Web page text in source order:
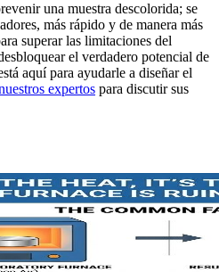
una muestra descolorida; se
más rápido y de manera más
superar las limitaciones del
el verdadero potencial de
aquí para ayudarle a diseñar el
expertos para discutir sus